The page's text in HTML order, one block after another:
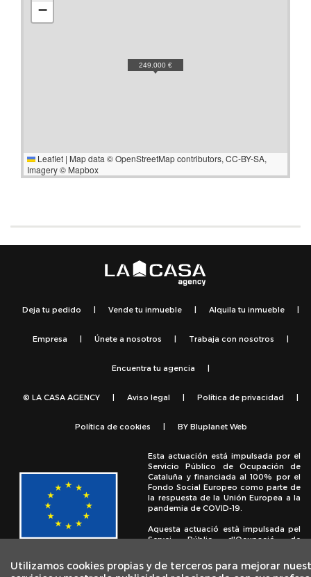
Utilizamos cookies propias y de terceros para mejorar
249.000 €
−
Leaflet | Map data ©OpenStreetMapcontributors, CC-BY-SA,
Imagery © Mapbox
Deja tu pedido | Vende tu inmueble | Alquila tu inmueble |
Empresa | Únete a nosotros | Trabaja con nosotros |
Encuentra tu agencia |
© LA CASA AGENCY | Aviso legal | Política de privacidad |
Política de cookies | BY Bluplanet Web
Esta actuación está impulsada por el
Servicio Público de Ocupación de
Cataluña y financiada al 100% por el
Fondo Social Europeo como parte de
la respuesta de la Unión Europea a la
pandemia de COVID-19.
Aquesta actuació està impulsada pel
Servei Públic d'Ocupació de
Fons Social Europeu com a part de la
resposta de la Unió Europea a la